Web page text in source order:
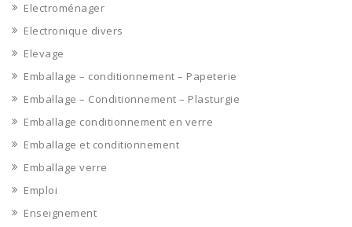
Electroménager
Electronique divers
Elevage
Emballage – conditionnement – Papeterie
Emballage – Conditionnement – Plasturgie
Emballage conditionnement en verre
Emballage et conditionnement
Emballage verre
Emploi
Enseignement